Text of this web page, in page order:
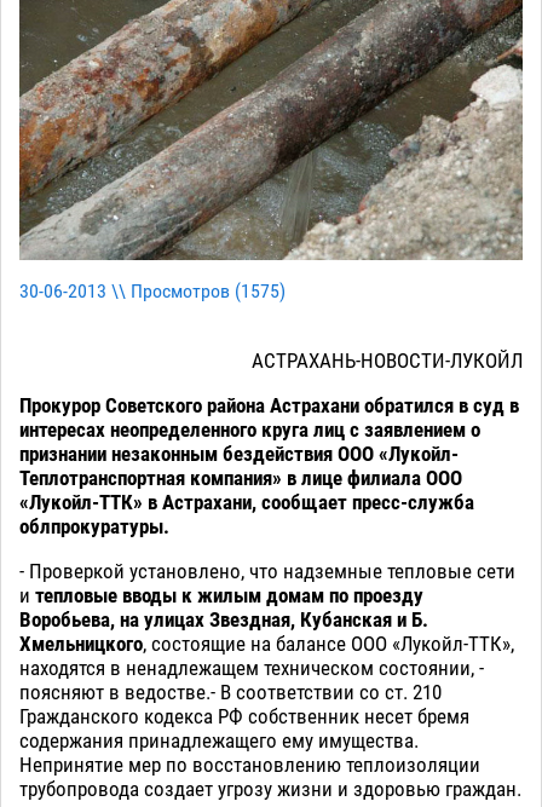
30-06-2013 \\ Просмотров (1575)
АСТРАХАНЬ-НОВОСТИ-ЛУКОЙЛ
Прокурор Советского района Астрахани обратился в суд в
интересах неопределенного круга лиц с заявлением о
признании незаконным бездействия ООО «Лукойл-
Теплотранспортная компания» в лице филиала ООО
«Лукойл-ТТК» в Астрахани, сообщает пресс-служба
облпрокуратуры.
- Проверкой установлено, что надземные тепловые сети
и тепловые вводы к жилым домам по проезду
Воробьева, на улицах Звездная, Кубанская и Б.
Хмельницкого, состоящие на балансе ООО «Лукойл-ТТК»,
находятся в ненадлежащем техническом состоянии, -
поясняют в ведостве.- В соответствии со ст. 210
Гражданского кодекса РФ собственник несет бремя
содержания принадлежащего ему имущества.
Непринятие мер по восстановлению теплоизоляции
трубопровода создает угрозу жизни и здоровью граждан.